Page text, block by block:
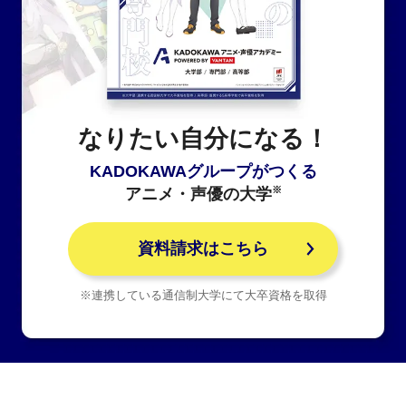
なりたい自分になる！
KADOKAWAグループがつくる
アニメ・声優の大学※
資料請求はこちら
※連携している通信制大学にて大卒資格を取得